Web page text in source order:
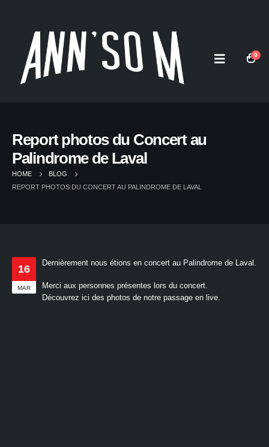
0
Report photos du Concert au
Palindrome de Laval
HOME
BLOG
REPORT PHOTOS DU CONCERT AU PALINDROME DE LAVAL
16
MAR
Dernièrement nous étions en concert au Palindrome de Laval.
Merci aux personnes présentes lors du concert.
Découvrez ici des photos de notre passage en live.